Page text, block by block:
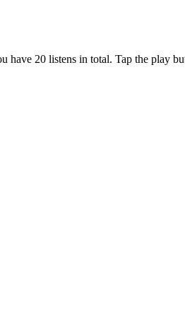
have 20 listens in total. Tap the play